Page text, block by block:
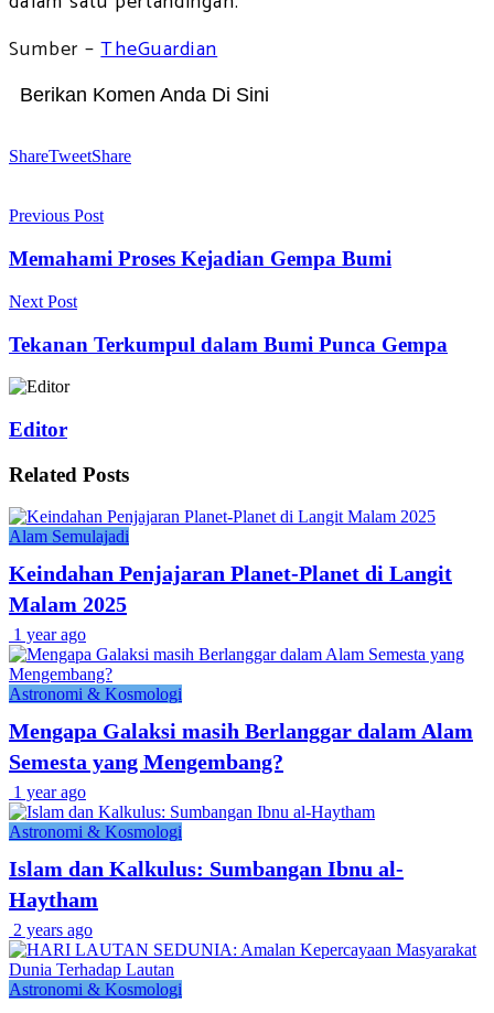
Sumber –TheGuardian
Berikan Komen Anda Di Sini
ShareTweetShare
Previous Post
Memahami Proses Kejadian Gempa Bumi
Next Post
Tekanan Terkumpul dalam Bumi Punca Gempa
Editor
Related Posts
Alam Semulajadi
Keindahan Penjajaran Planet-Planet di Langit
Malam 2025
1 year ago
Astronomi & Kosmologi
Mengapa Galaksi masih Berlanggar dalam Alam
Semesta yang Mengembang?
1 year ago
Astronomi & Kosmologi
Islam dan Kalkulus: Sumbangan Ibnu al-
Haytham
2 years ago
Astronomi & Kosmologi